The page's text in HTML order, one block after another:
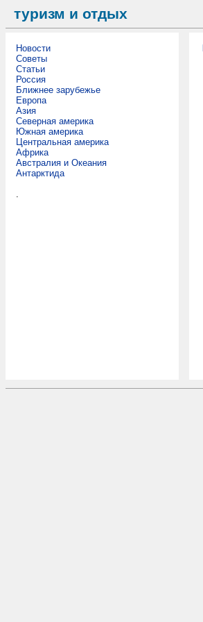
туризм и отдых
Новости
Советы
Статьи
Россия
Ближнее зарубежье
Европа
Азия
Северная америка
Южная америка
Центральная америка
Африка
Австралия и Океания
Антарктида
.